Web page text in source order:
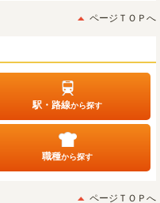
ページＴＯＰへ
駅・路線から探す
職種から探す
ページＴＯＰへ